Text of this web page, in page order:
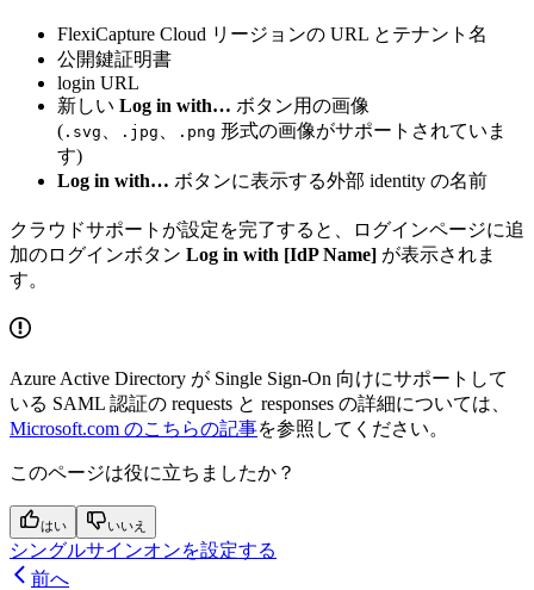
FlexiCapture Cloud リージョンの URL とテナント名
公開鍵証明書
login URL
新しい Log in with… ボタン用の画像
( .svg .jpg .png 形式の画像がサポートされていま
す)
Log in with… ボタンに表示する外部 identity の名前
クラウドサポートが設定を完了すると、ログインページに追
加のログインボタン Log in with [IdP Name] が表示されま
す。
Azure Active Directory が Single Sign-On 向けにサポートして
いる SAML 認証の requests と responses の詳細については、
Microsoft.com のこちらの記事を参照してください。
このページは役に立ちましたか？
はい いいえ
シングルサインオンを設定する
前へ